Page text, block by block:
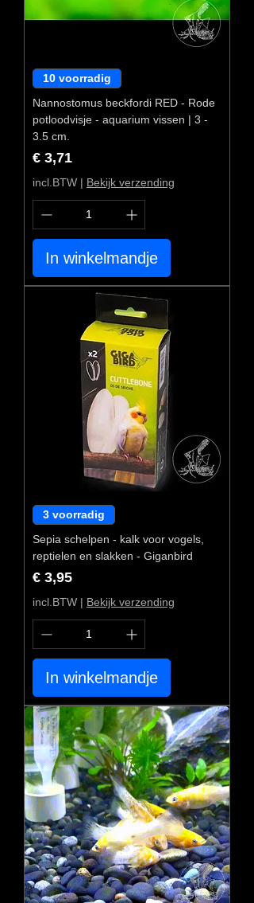
10 voorradig
Nannostomus beckfordi RED - Rode
potloodvisje - aquarium vissen | 3 -
3.5 cm.
Prijs
€ 3,71
incl.BTW | Bekijk verzending
In winkelmandje
3 voorradig
Sepia schelpen - kalk voor vogels,
reptielen en slakken - Giganbird
Prijs
€ 3,95
incl.BTW | Bekijk verzending
In winkelmandje